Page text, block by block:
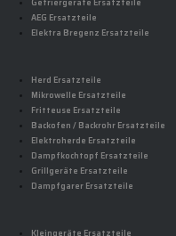
Gefriergeräte Ersatzteile
AEG Ersatzteile
Elektra Bregenz Ersatzteile
Herd Ersatzteile
Mikrowelle Ersatzteile
Fritteuse Ersatzteile
Backofen / Backrohr Ersatzteile
Elektroherde Ersatzteile
Dampfkochtopf Ersatzteile
Grillgeräte Ersatzteile
Dampfgarer Ersatzteile
Kleingeräte Ersatzteile